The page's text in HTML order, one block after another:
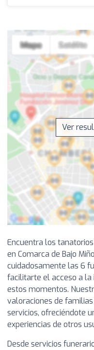
Ver
Encuentra los
en Comarca de Bajo
cuidadosamente las 6
facilitarte el acceso a la
estos momentos.
valoraciones de
servicios, ofreciéndote
experiencias de otros
Desde servicios